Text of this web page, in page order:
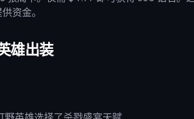
资金。
雄出装